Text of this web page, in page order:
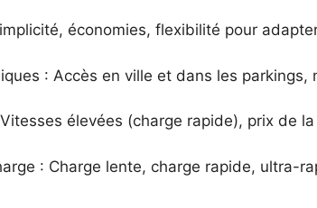
économies, flexibilité pour
: Accès en ville et dans les
élevées (charge rapide), prix de
: Charge lente, charge rapide, ultra-